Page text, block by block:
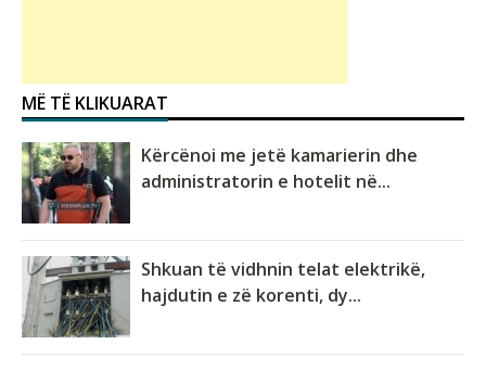
MË TË KLIKUARAT
Kërcënoi me jetë kamarierin dhe
administratorin e hotelit në...
Shkuan të vidhnin telat elektrikë,
hajdutin e zë korenti, dy...